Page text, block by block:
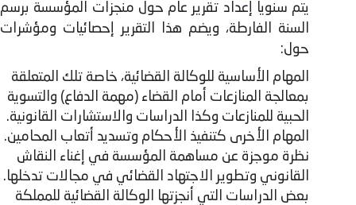
يتم سنويا إعداد تقرير عام حول منجزات المؤسسة برسم
السنة الفارطة، ويضم هذا التقرير إحصائيات ومؤشرات
حول:
المهام الأساسية للوكالة القضائية، خاصة تلك المتعلقة
بمعالجة المنازعات أمام القضاء (مهمة الدفاع) والتسوية
الحبية للمنازعات وكذا الدراسات والاستشارات القانونية.
المهام الأخرى كتنفيذ الأحكام وتسديد أتعاب المحامين.
نظرة موجزة عن مساهمة المؤسسة في إغناء النقاش
القانوني وتطوير الاجتهاد القضائي في مجالات تدخلها.
بعض الدراسات التي أنجزتها الوكالة القضائية للمملكة